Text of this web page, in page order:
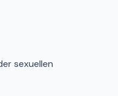
sexuellen